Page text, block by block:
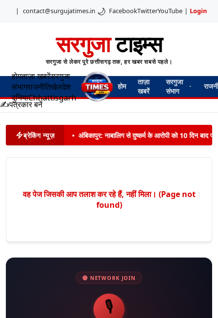
| contact@surgujatimes.in 🌙 FacebookTwitterYouTube | Login
सरगुजाटाइम्स
सरगुजा से लेकर पूरे छत्तीसगढ़ तक, हर खबर सबसे पहले।
होमताज़ा खबरेंसरगुजा
संभागराजनीतिखेलदेश
दुनियाChhattisgarh
होम
ताज़ा
खबरें
सरगुजा
संभाग
✍️पत्रकार बनें
ब्रेकिंग न्यूज़ • अंबिकापुर: नाबालिग से दुष्कर्म के आरोपी को 10 दिन बाद
वह पेज जिसकी आप तलाश कर रहे हैं, नहीं मिला। (Page not
found)
🔴 NETWORK JOIN
🎙️